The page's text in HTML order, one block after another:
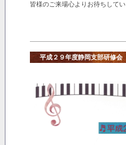
皆様のご来場心よりお待ちしてい
平成２９年度静岡支部研